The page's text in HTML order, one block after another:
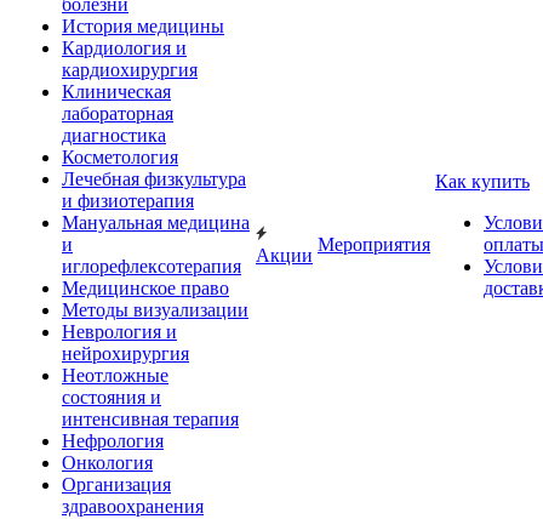
болезни
История медицины
Кардиология и
кардиохирургия
Клиническая
лабораторная
диагностика
Косметология
Лечебная физкультура
и физиотерапия
Мануальная медицина
и
иглорефлексотерапия
Медицинское право
Методы визуализации
Неврология и
нейрохирургия
Неотложные
состояния и
интенсивная терапия
Нефрология
Онкология
Организация
здравоохранения
Акции
Мероприятия
Как купить
оплаты